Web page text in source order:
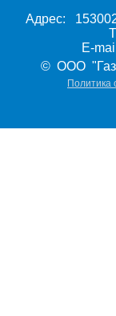
Адрес:
E-
© ООО
Политика